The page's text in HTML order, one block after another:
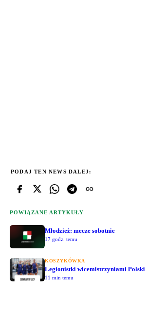
PODAJ TEN NEWS DALEJ:
POWIĄZANE ARTYKUŁY
Młodzież: mecze sobotnie
17 godz. temu
KOSZYKÓWKA
Legionistki wicemistrzyniami Polski
11 min temu